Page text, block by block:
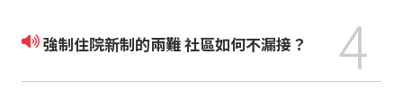
強制住院新制的兩難 社區如何不漏接？ 4